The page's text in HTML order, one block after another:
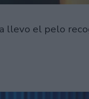
llevo el pelo